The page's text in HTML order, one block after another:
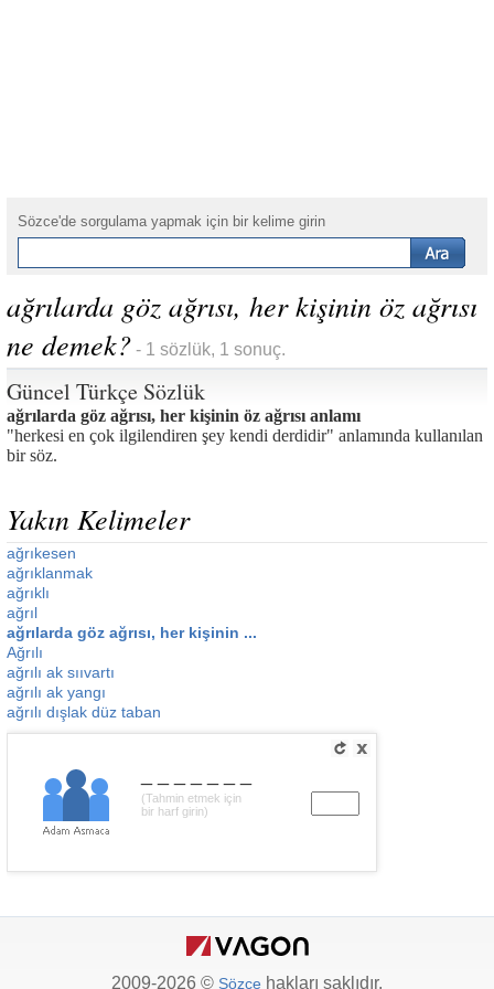
Sözce'de sorgulama yapmak için bir kelime girin
ağrılarda göz ağrısı, her kişinin öz ağrısı
ne demek? - 1 sözlük, 1 sonuç.
Güncel Türkçe Sözlük
ağrılarda göz ağrısı, her kişinin öz ağrısı anlamı
"herkesi en çok ilgilendiren şey kendi derdidir" anlamında kullanılan
bir söz.
Yakın Kelimeler
ağrıkesen
ağrıklanmak
ağrıklı
ağrıl
ağrılarda göz ağrısı, her kişinin ...
Ağrılı
ağrılı ak sııvartı
ağrılı ak yangı
ağrılı dışlak düz taban
(Tahmin etmek için
bir harf girin)
2009-2026 © Sözce hakları saklıdır.